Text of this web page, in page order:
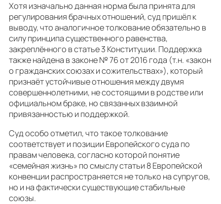
Хотя изначально данная норма была принята для
регулирования брачных отношений, суд пришёл к
выводу, что аналогичное толкование обязательно в
силу принципа существенного равенства,
закреплённого в статье 3 Конституции. Поддержка
также найдена в законе № 76 от 2016 года (т.н. «закон
о гражданских союзах и сожительствах»), который
признаёт устойчивые отношения между двумя
совершеннолетними, не состоящими в родстве или
официальном браке, но связанных взаимной
привязанностью и поддержкой.
Суд особо отметил, что такое толкование
соответствует и позиции Европейского суда по
правам человека, согласно которой понятие
«семейная жизнь» по смыслу статьи 8 Европейской
конвенции распространяется не только на супругов,
но и на фактически существующие стабильные
союзы.